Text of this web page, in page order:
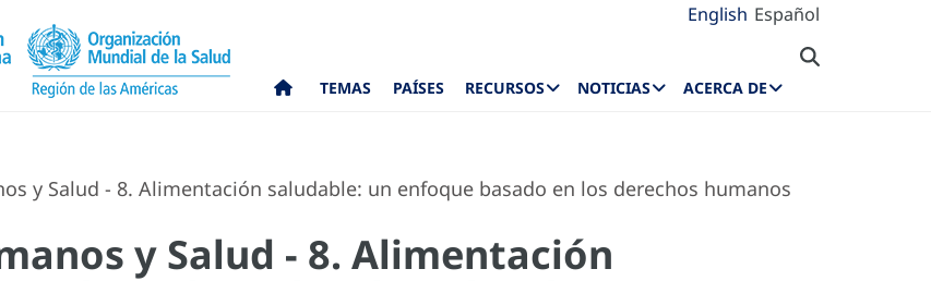
English Español
TEMAS PAÍSES RECURSOS NOTICIAS ACERCA DE
y Salud - 8. Alimentación saludable: un enfoque basado en los derechos humanos
y Salud - 8. Alimentación